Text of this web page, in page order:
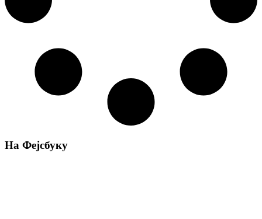
На Фејсбуку